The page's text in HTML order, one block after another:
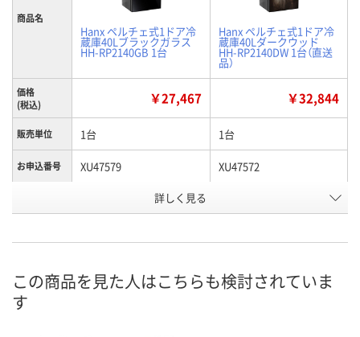
商品名
Hanx ペルチェ式1ドア冷
蔵庫40Lブラックガラス
HH-RP2140GB 1台
Hanx ペルチェ式1ドア冷
蔵庫40Lダークウッド
HH-RP2140DW 1台（直送
品）
価格
(税込)
￥27,467 ￥32,844
販売単位 1台 1台
お申込番号 XU47579 XU47572
数量
メーカー都合により
詳しく見る
この商品を見た人はこちらも検討されていま
す